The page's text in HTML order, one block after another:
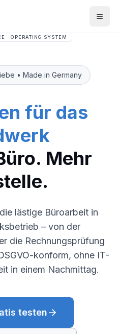
· OPERATING SYSTEM
• Made in Germany
für das
Mehr
lästige Büroarbeit in
– von der
die Rechnungsprüfung
konform, ohne IT-
in einem Nachmittag.
testen